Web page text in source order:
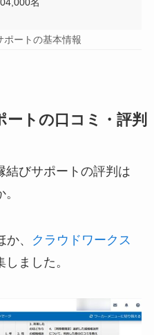
名
ポートの基本情報
トの口コミ・評判
結びサポートの評判は
、
クラウドワークス
ました。